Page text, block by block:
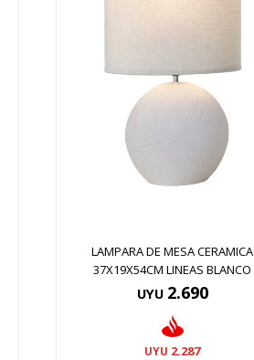
LAMPARA DE MESA CERAMICA
37X19X54CM LINEAS BLANCO
UYU 2.690
UYU 2.287